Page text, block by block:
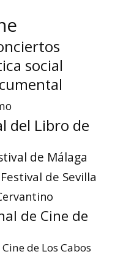
social
del Libro de
de Málaga
Festival de Sevilla
de Cine de
de Los Cabos